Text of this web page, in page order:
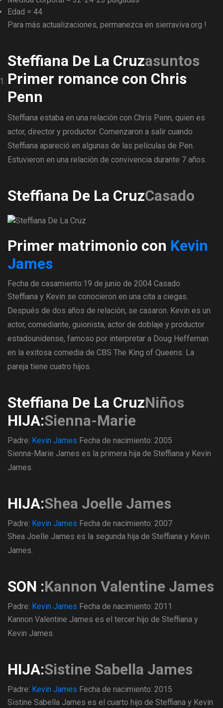
Edad = 44
Para más actualizaciones, permanezca en sierraviva.org !
Steffiana De La Cruzasuntos
Primer romance con Chris
Penn
Steffiana estaba en una relación con Chris Penn, quien es
actor, director y productor. Comenzaron a salir cuando
Steffiana apareció en algunas de las películas de Pen.
Estuvieron en una relación de convivencia durante 7 años.
Steffiana De La CruzCasado
Primer matrimonio con Kevin
James
Fecha de casamiento:19 de junio de 2004 Casado
Steffiana y Kevin se conocieron en una cita a ciegas.
Después de dos años de relación, se casaron. Kevin es un
actor, comediante, guionista, actor de doblaje y productor
estadounidense, famoso por interpretar a Doug Heffernan
en la exitosa comedia de CBS The King of Queens. La
pareja tiene cuatro hijos.
Steffiana De La CruzNiños
HIJA:Sienna-Marie
Padre: Kevin James Fecha de nacimiento: 2005
Sienna-Marie James es la primera hija de Steffiana y Kevin
James.
HIJA:Shea Joelle James
Padre: Kevin James Fecha de nacimiento: 2007
Shea Joelle James es la segunda hija de Steffiana y Kevin
James.
SON :Kannon Valentine James
Padre: Kevin James Fecha de nacimiento: 2011
Kannon Valentine James es el tercer hijo de Steffiana y
Kevin James.
HIJA:Sistine Sabella James
Padre: Kevin James Fecha de nacimiento: 2015
Sistine Sabella James es el cuarto hijo de Steffiana y Kevin